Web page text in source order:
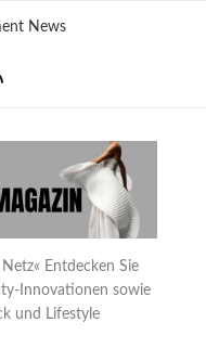
News
Entdecken Sie
Innovationen sowie
und Lifestyle